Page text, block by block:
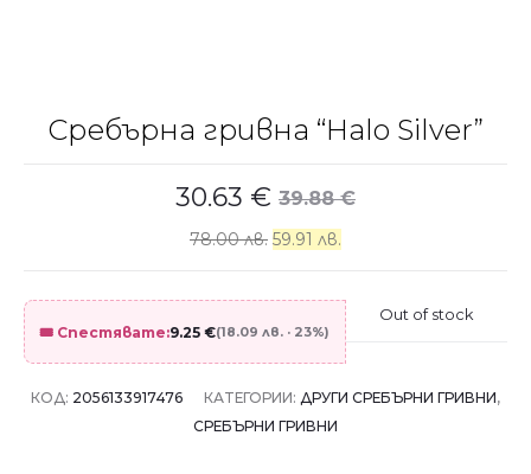
Сребърна гривна “Halo Silver”
39.88€
30.63 €
78.00 лв. 59.91 лв.
🎟️ Спестявате:9.25€(18.09 лв. · 23%)
Out of stock
КОД: 2056133917476 КАТЕГОРИИ: ДРУГИ СРЕБЪРНИ ГРИВНИ,
СРЕБЪРНИ ГРИВНИ